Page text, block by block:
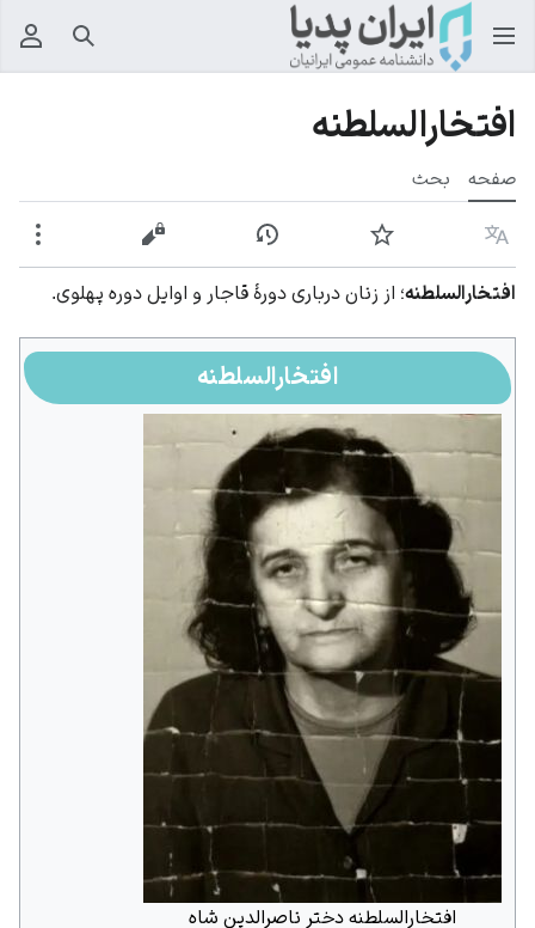
جستجو
افتخارالسلطنه
صفحه بحث
زبان پیگیری نمایش تاریخچهنمایش مبدأ
افتخارالسلطنه؛ از زنان درباری دورهٔ قاجار و اوایل دوره پهلوی.
افتخارالسلطنه
افتخارالسلطنه دختر ناصرالدین شاه